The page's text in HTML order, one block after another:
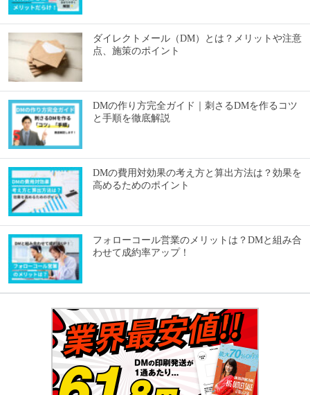
ダイレクトメール（DM）とは？メリットや注意
点、施策のポイント
DMの作り方完全ガイド｜刺さるDMを作るコツ
と手順を徹底解説
DMの費用対効果の考え方と算出方法は？効果を
高めるためのポイント
フォローコール営業のメリットは？DMと組み合
わせて成約率アップ！